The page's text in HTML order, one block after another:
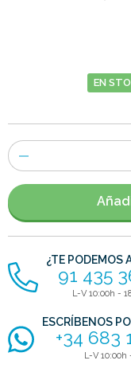
EN
Número
de
artículos
¿TE PODEMOS
91 435
L-V 10:00h -
ESCRÍBENOS
+34 683
L-V 10:00h